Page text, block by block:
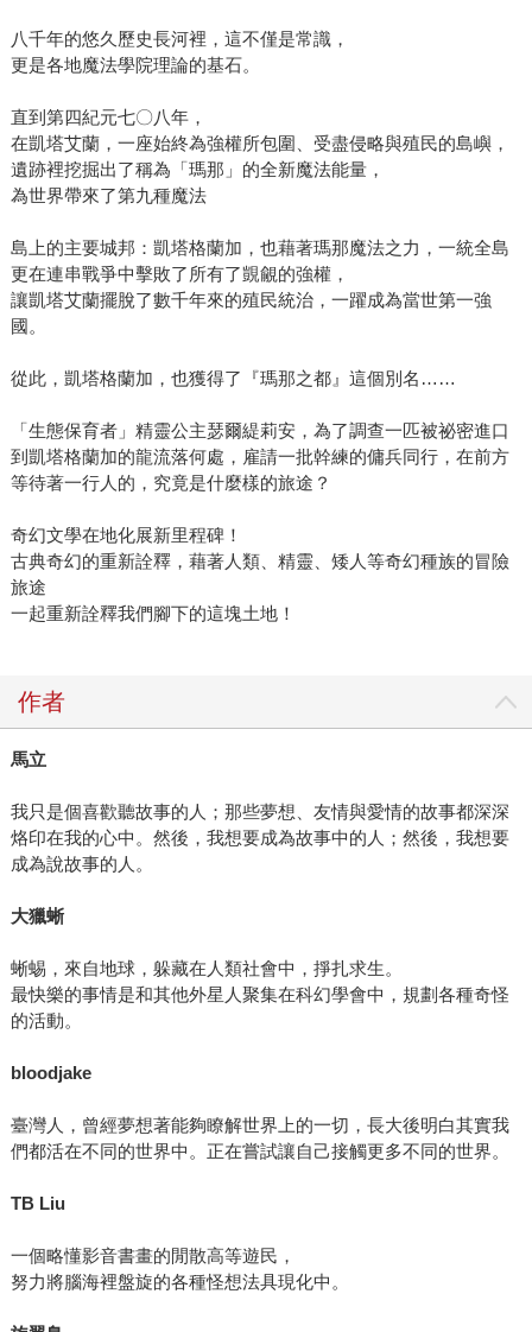
八千年的悠久歷史長河裡，這不僅是常識，
更是各地魔法學院理論的基石。
直到第四紀元七〇八年，
在凱塔艾蘭，一座始終為強權所包圍、受盡侵略與殖民的島嶼，
遺跡裡挖掘出了稱為「瑪那」的全新魔法能量，
為世界帶來了第九種魔法
島上的主要城邦：凱塔格蘭加，也藉著瑪那魔法之力，一統全島
更在連串戰爭中擊敗了所有了覬覦的強權，
讓凱塔艾蘭擺脫了數千年來的殖民統治，一躍成為當世第一強
國。
從此，凱塔格蘭加，也獲得了『瑪那之都』這個別名……
「生態保育者」精靈公主瑟爾緹莉安，為了調查一匹被祕密進口
到凱塔格蘭加的龍流落何處，雇請一批幹練的傭兵同行，在前方
等待著一行人的，究竟是什麼樣的旅途？
奇幻文學在地化展新里程碑！
古典奇幻的重新詮釋，藉著人類、精靈、矮人等奇幻種族的冒險
旅途
一起重新詮釋我們腳下的這塊土地！
作者
馬立
我只是個喜歡聽故事的人；那些夢想、友情與愛情的故事都深深
烙印在我的心中。然後，我想要成為故事中的人；然後，我想要
成為說故事的人。
大獵蜥
蜥蜴，來自地球，躲藏在人類社會中，掙扎求生。
最快樂的事情是和其他外星人聚集在科幻學會中，規劃各種奇怪
的活動。
bloodjake
臺灣人，曾經夢想著能夠瞭解世界上的一切，長大後明白其實我
們都活在不同的世界中。正在嘗試讓自己接觸更多不同的世界。
TB Liu
一個略懂影音書畫的閒散高等遊民，
努力將腦海裡盤旋的各種怪想法具現化中。